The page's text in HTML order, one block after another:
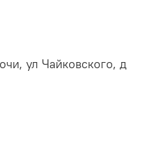
ул Чайковского, д